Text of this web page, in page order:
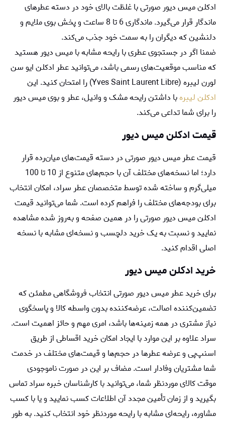
ادکلن میس دیور صورتی با غلظت بالای خود در دسته عطرهای
ماندگار قرار می‌گیرد. ماندگاری 6 تا 8 ساعت و پخش بوی ملایم و
دلنشین که دیگران را به سمت خود جذب می‌کند.
ضمنا اگر در جستجوی عطری با رایحه مشابه با میس دیور هستید
که مناسب موقعیت‌های رسمی باشد، می‌توانید عطر ادکلن ایو سن
لورن لیبره (Yves Saint Laurent Libre) را امتحان کنید. این
ادکلن لیبرهبا داشتن رایحه مشک و وانیل، عطر و بوی میس دیور
را برای شما تداعی می‌کند.
قیمت ادکلن میس دیور
قیمت عطر میس دیور صورتی در دسته‌ قیمت‌های میان‌رده قرار
دارد؛ اما نسخه‌های مختلف آن با حجم‌های متنوع از 10 تا 100
میلی‌گرم و ساخته شده توسط متخصصان عطر سراد، امکان انتخاب
برای بودجه‌های مختلف را فراهم کرده است. شما می‌توانید قیمت
ادکلن میس دیور صورتی را در همین صفحه و به‌روز شده مشاهده
نمایید و نسبت به یک خرید دلچسب و نسخه‌ای مشابه با نسخه
اصلی اقدام کنید.
خرید ادکلن میس دیور
برای خرید عطر میس دیور صورتی انتخاب فروشگاهی مطمئن که
تضمین‌کننده اصالت، عرضه‌کننده بدون واسطه کالا و پاسخگوی
نیاز مشتری در همه زمینه‌ها باشد، امری مهم و حائز اهمیت است.
سراد علاوه ‌بر این موارد با ایجاد امکان خرید اقساطی از طریق
اسنپ‌پی و عرضه عطرها در حجم‌ها و قیمت‌های مختلف در خدمت
شما مشتریان وفادار است. مضاف ‌بر این در صورت ناموجودی
موقت کالای موردنظر شما، می‌توانید با کارشناسان خبره سراد تماس
بگیرید و از زمان تأمین مجدد آن اطلاعات کسب نمایید و یا با کسب
مشاوره، رایحه‌ای مشابه با رایحه موردنظر خود انتخاب کنید. به طور